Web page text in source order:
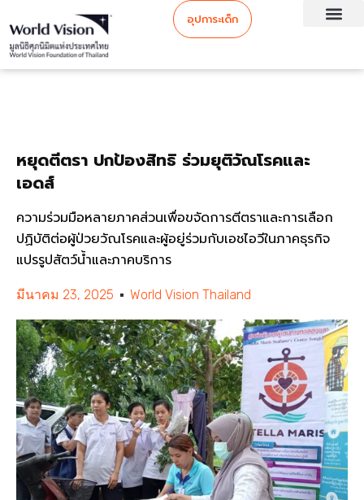
อุปการะเด็ก
หยุดตีตรา ปกป้องสิทธิ ร่วมยุติวัณโรคและ
เอดส์
ความร่วมมือหลายภาคส่วนเพื่อขจัดการตีตราและการเลือก
ปฏิบัติต่อผู้ป่วยวัณโรคและผู้อยู่ร่วมกับเอชไอวีในภาคธุรกิจ
แปรรูปสัตว์น้ำและภาคบริการ
มีนาคม 23, 2025 World Vision Thailand